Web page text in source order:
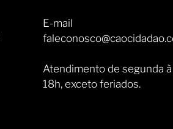
E-mail
Atendimento de segunda
18h, exceto feriados.